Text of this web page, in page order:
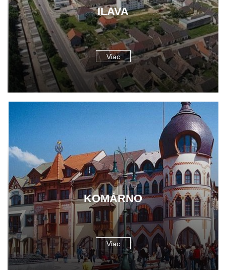
ILAVA
Viac
KOMÁRNO
Viac